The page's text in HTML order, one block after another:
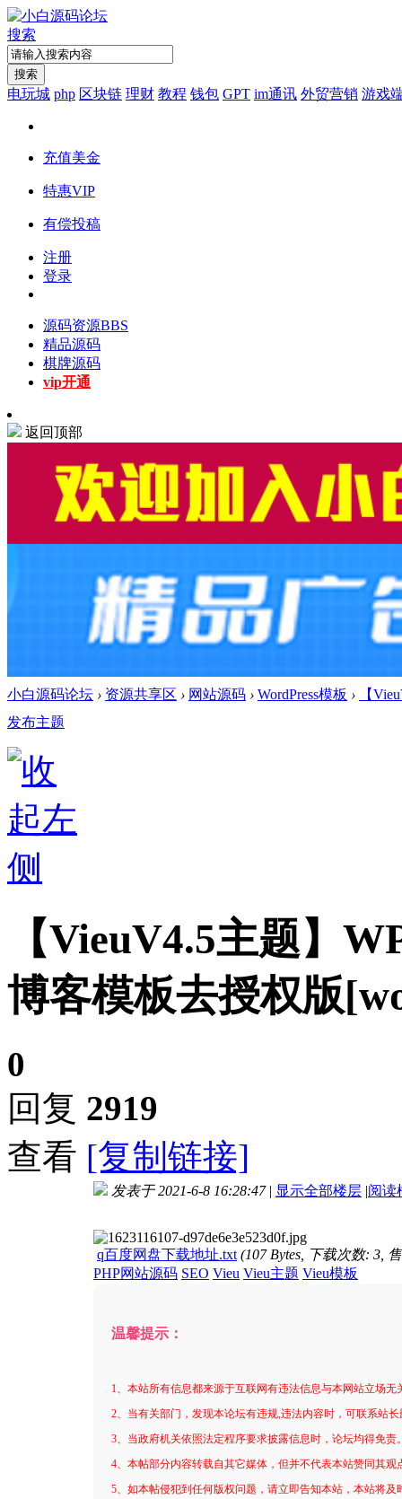
搜索
搜索
电玩城 php 区块链 理财 教程 钱包 GPT im通讯 外贸营销 游戏
充值美金
特惠VIP
有偿投稿
注册
登录
源码资源BBS
精品源码
棋牌源码
vip开通
返回顶部
小白源码论坛 › 资源共享区 › 网站源码 › WordPress模板 ›
【
发布主题
【VieuV4.5主题】
博客模板去授权版
0
回复 2919
查看 [复制链接]
发表于 2021-6-8 16:28:47 | 显示全部楼层 |阅读
q百度网盘下载地址.txt (107 Bytes, 下载次数: 3,
PHP网站源码 SEO Vieu Vieu主题 Vieu模板
温馨提示：
1、本站所有信息都来源于互联网有违法信息与本网站立场无
2、当有关部门，发现本论坛有违规,违法内容时，可联系站
3、当政府机关依照法定程序要求披露信息时，论坛均得免责
4、本帖部分内容转载自其它媒体，但并不代表本站赞同其观
5、如本帖侵犯到任何版权问题，请立即告知本站，本站将及